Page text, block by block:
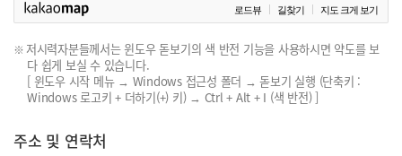
로드뷰 길찾기 지도 크게 보기
저시력자분들께서는 윈도우 돋보기의 색 반전 기능을 사용하시면 약도를 보
다 쉽게 보실 수 있습니다.
[ 윈도우 시작 메뉴 → Windows 접근성 폴더 → 돋보기 실행 (단축키 :
Windows 로고키 + 더하기(+) 키) → Ctrl + Alt + I (색 반전) ]
주소 및 연락처